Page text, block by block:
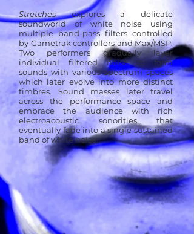
Stretchesexplores a delicate
soundworld of white noise using
multiple band-pass filters controlled
by Gametrak controllers and Max/MSP.
Two performers gradually layer
individual filtered noise to form
sounds with various spectrum spaces
which later evolve into more distinct
timbres. Sound masses later travel
across the performance space and
embrace the audience with rich
electroacoustic sonorities that
eventually fade into a single sustained
band of white noise.